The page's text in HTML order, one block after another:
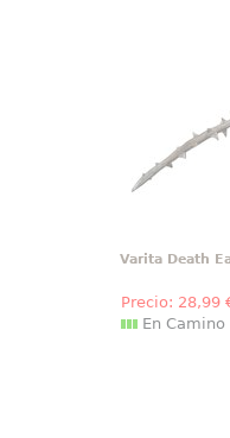
de
edición de
1/1, tal
películas
pintada a
Varita Death
Precio: 28,99
En Camino